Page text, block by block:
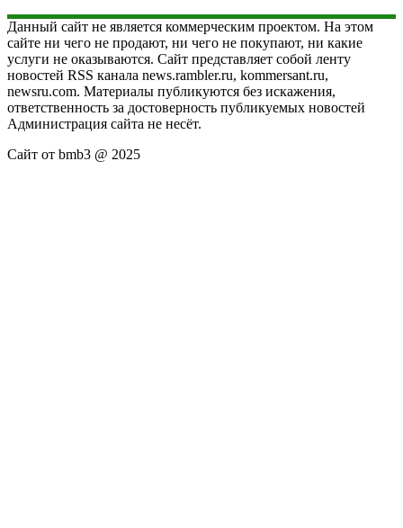
Данный сайт не является коммерческим проектом. На этом
сайте ни чего не продают, ни чего не покупают, ни какие
услуги не оказываются. Сайт представляет собой ленту
новостей RSS канала news.rambler.ru, kommersant.ru,
newsru.com. Материалы публикуются без искажения,
ответственность за достоверность публикуемых новостей
Администрация сайта не несёт.
Сайт от bmb3 @ 2025